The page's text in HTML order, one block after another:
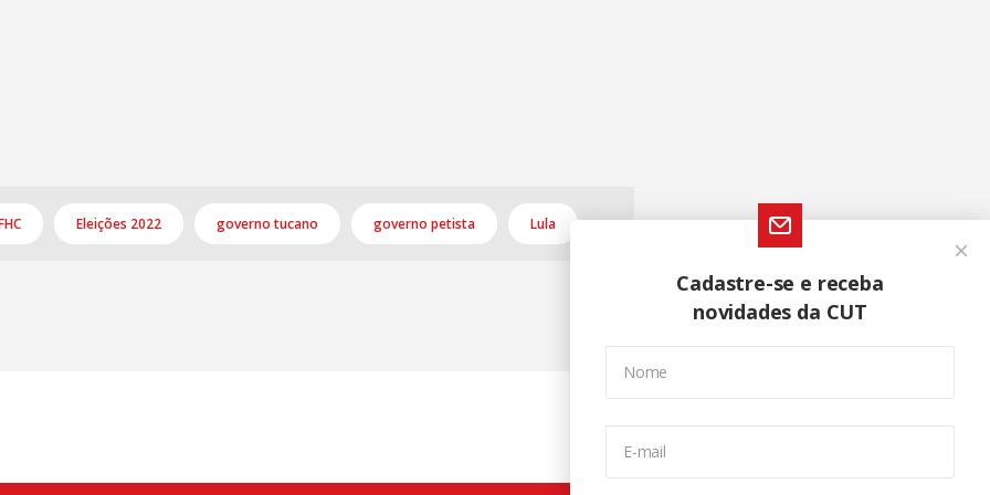
Eleições 2022 governo tucano governo petista Lula
Cadastre-se e receba
novidades da CUT
Nome
E-mail